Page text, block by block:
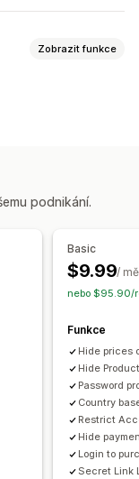
Zobrazit funkce
odkazpodnikání.
Basic
$9.99/
nebo $95.90/
Funkce
Hide prices
Hide
Password
Country
Restrict
Hide
Login to
Secret Link